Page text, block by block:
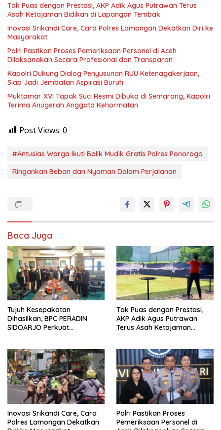
Tak Puas dengan Prestasi, AKP Adik Agus Putrawan Terus
Asah Ketajaman Bidikan di Lapangan Tembak
Inovasi Srikandi Care, Cara Polres Lamongan Dekatkan Diri ke
Masyarakat
Polri Pastikan Proses Pemeriksaan Personel di Aceh
Dilaksanakan Secara Profesional dan Transparan
Kapolri Dukung Dialog Penyusunan RUU Ketenagakerjaan,
Siap Jadi Jembatan Aspirasi Buruh
Muktamar XVI Tapak Suci Resmi Dibuka di Semarang, Kapolri
Terima Anugerah Anggota Kehormatan
Post Views: 0
#Antusias Warga Ikuti Balik Mudik Gratis Polres Ponorogo
Ringankan Beban dan Nyaman Dalam Perjalanan
Baca Juga
Tujuh Kesepakatan
Dihasilkan, BPC PERADIN
SIDOARJO Perkuat
Tak Puas dengan Prestasi,
AKP Adik Agus Putrawan
Terus Asah Ketajaman
Inovasi Srikandi Care, Cara
Polres Lamongan Dekatkan
Polri Pastikan Proses
Pemeriksaan Personel di